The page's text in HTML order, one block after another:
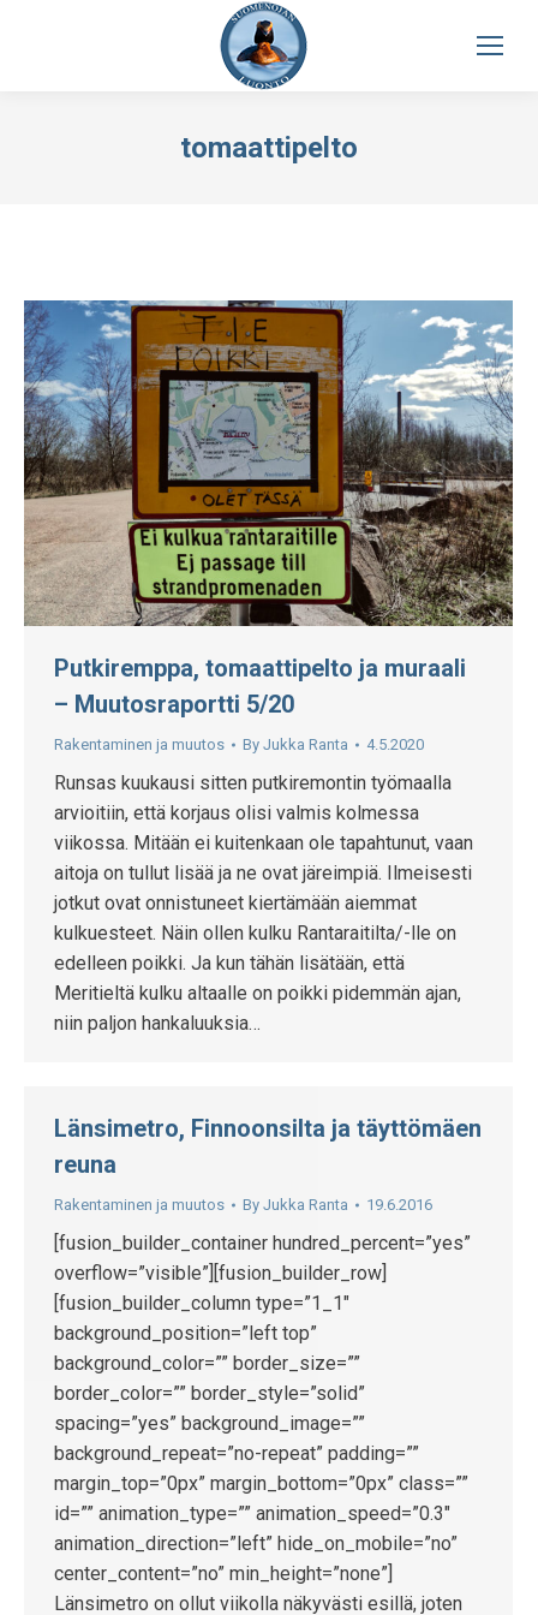
tomaattipelto
Putkiremppa, tomaattipelto ja muraali
– Muutosraportti 5/20
Rakentaminen ja muutos By Jukka Ranta 4.5.2020
Runsas kuukausi sitten putkiremontin työmaalla
arvioitiin, että korjaus olisi valmis kolmessa
viikossa. Mitään ei kuitenkaan ole tapahtunut, vaan
aitoja on tullut lisää ja ne ovat järeimpiä. Ilmeisesti
jotkut ovat onnistuneet kiertämään aiemmat
kulkuesteet. Näin ollen kulku Rantaraitilta/-lle on
edelleen poikki. Ja kun tähän lisätään, että
Meritieltä kulku altaalle on poikki pidemmän ajan,
niin paljon hankaluuksia…
Länsimetro, Finnoonsilta ja täyttömäen
reuna
Rakentaminen ja muutos By Jukka Ranta 19.6.2016
[fusion_builder_container hundred_percent=”yes”
overflow=”visible”][fusion_builder_row]
[fusion_builder_column type=”1_1″
background_position=”left top”
background_color=”” border_size=””
border_color=”” border_style=”solid”
spacing=”yes” background_image=””
background_repeat=”no-repeat” padding=””
margin_top=”0px” margin_bottom=”0px” class=””
id=”” animation_type=”” animation_speed=”0.3″
animation_direction=”left” hide_on_mobile=”no”
center_content=”no” min_height=”none”]
Länsimetro on ollut viikolla näkyvästi esillä, joten